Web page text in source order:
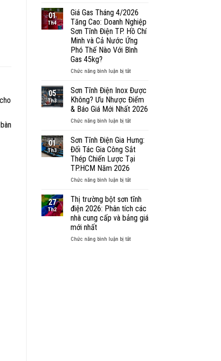
Kệ
Lò
Vi
Sóng
Ở
Đâu
Gợi
Chỉ
Uy
Tín
Tại
&
Khu
Vực
Cận
01
Th4
Giá Gas Tháng 4/2026
Tăng Cao: Doanh Nghiệp
Sơn Tĩnh Điện TP. Hồ Chí
Minh và Cả Nước Ứng
Phó Thế Nào Với Bình
Gas 45kg?
Chức năng bình luận bị tắtở
Gas
Tháng
4/2026
Tăng
Cao:
Nghiệp
Sơn
Tĩnh
Điện
Hồ
Minh
và
Cả
Nước
Phó
05
Th3
Sơn Tĩnh Điện Inox Được
Không? Ưu Nhược Điểm
& Báo Giá Mới Nhất 2026
Chức năng bình luận bị tắtở
Tĩnh
Điện
Inox
Được
Ưu
Điểm
&
Báo
Giá
Nhất
01
Th3
Sơn Tĩnh Điện Gia Hưng:
Đối Tác Gia Công Sắt
Thép Chiến Lược Tại
TP.HCM Năm 2026
Chức năng bình luận bị tắtở
Tĩnh
Điện
Gia
Hưng:
Tác
27
Th2
Thị trường bột sơn tĩnh
điện 2026: Phân tích các
nhà cung cấp và bảng giá
mới nhất
Chức năng bình luận bị tắtở